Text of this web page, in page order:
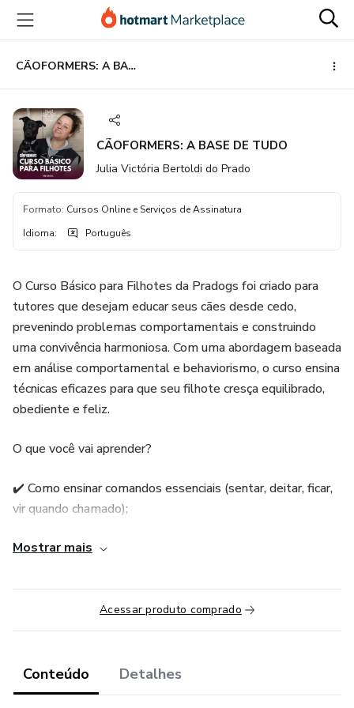
para
conteúdo
principal
para
pagamento
para
rodapé
CÃOFORMERS: A BASE DE TUDO
CÃOFORMERS: A BASE DE TUDO
Julia Victória Bertoldi do Prado
Formato: Cursos Online e Serviços de Assinatura
Idioma: Português
O Curso Básico para Filhotes da Pradogs foi criado para
tutores que desejam educar seus cães desde cedo,
prevenindo problemas comportamentais e construindo
uma convivência harmoniosa. Com uma abordagem baseada
em análise comportamental e behaviorismo, o curso ensina
técnicas eficazes para que seu filhote cresça equilibrado,
obediente e feliz.
O que você vai aprender?
✔️ Como ensinar comandos essenciais (sentar, deitar, ficar,
vir quando chamado);
✔️ Como corrigir mordidas, xixi no lugar errado e outros
✔️ Socialização correta para evitar medos e inseguranças no
futuro;
✔️ Como estabelecer uma comunicação clara e eficaz com
seu cão;
Mostrar mais
Acessar produto comprado
Conteúdo Detalhes